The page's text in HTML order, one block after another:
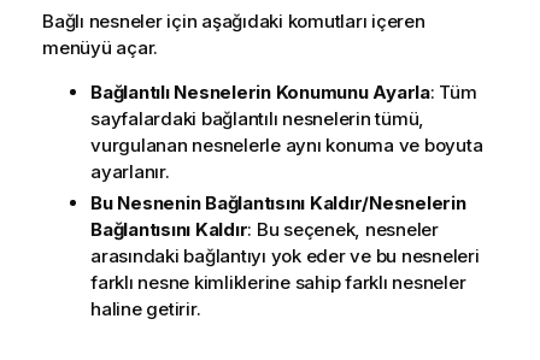
Bağlı nesneler için aşağıdaki komutları içeren
menüyü açar.
Bağlantılı Nesnelerin Konumunu Ayarla: Tüm
sayfalardaki bağlantılı nesnelerin tümü,
vurgulanan nesnelerle aynı konuma ve boyuta
ayarlanır.
Bu Nesnenin Bağlantısını Kaldır/Nesnelerin
Bağlantısını Kaldır: Bu seçenek, nesneler
arasındaki bağlantıyı yok eder ve bu nesneleri
farklı nesne kimliklerine sahip farklı nesneler
haline getirir.